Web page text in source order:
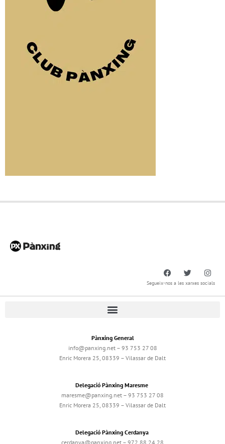
Segueix-nos a les xarxes socials
Pànxing General
info@panxing.net – 93 753 27 08
Enric Morera 25, 08339 – Vilassar de Dalt
Delegació Pànxing Maresme
maresme@panxing.net – 93 753 27 08
Enric Morera 25, 08339 – Vilassar de Dalt
Delegació Pànxing Cerdanya
cerdanya@panxing.net – 972 88 24 28